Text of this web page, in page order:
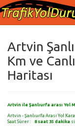
Artvin
Km ve
Haritası
Artvin ile Şanlıurfa arası Yol
Artvin - Şanlıurfa Arası Yol
Saat Sürer :
8 saat 35 dakika